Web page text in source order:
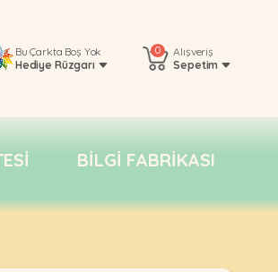
Bu Çarkta Boş Yok
Hediye Rüzgarı
0
Alışveriş
Sepetim
BILGI FABRIKASI